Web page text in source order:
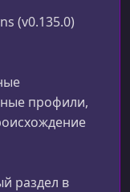
(v0.135.0)
профили,
раздел в